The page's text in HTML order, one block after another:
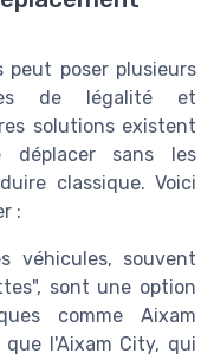
peut poser plusieurs
de légalité et
solutions existent
sans les
classique. Voici
:
véhicules, souvent
sont une option
comme Aixam
l'Aixam City, qui